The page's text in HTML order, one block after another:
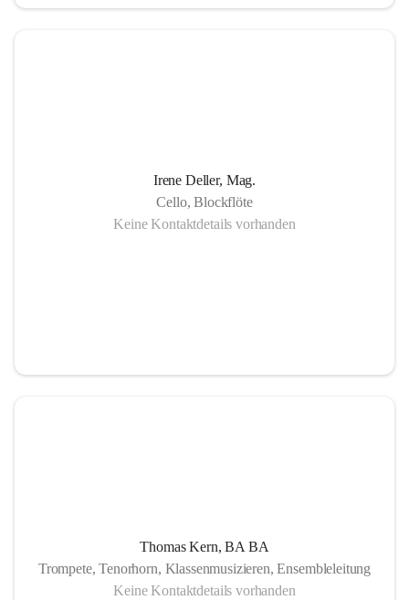
sich in der Fächervielfalt im künstlerischen Einzelunterricht
bis hin zu zahlreichen Ensembles. Damit ist gewährleistet,
dass jeder Musikschüler die Möglichkeit hat, sein erlerntes
Irene Deller, Mag.
Cello, Blockflöte
Keine Kontaktdetails vorhanden
Thomas Kern, BA BA
Trompete, Tenorhorn, Klassenmusizieren, Ensembleleitung
Keine Kontaktdetails vorhanden